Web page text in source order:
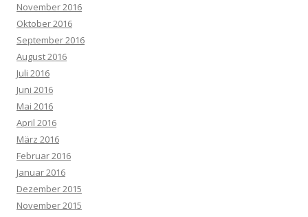
November 2016
Oktober 2016
September 2016
August 2016
Juli 2016
Juni 2016
Mai 2016
April 2016
März 2016
Februar 2016
Januar 2016
Dezember 2015
November 2015